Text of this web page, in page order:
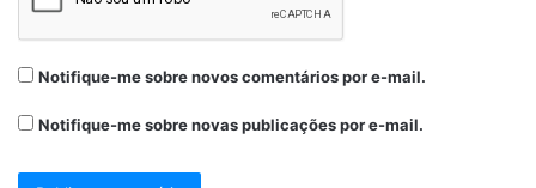
Notifique-me sobre novos comentários por e-mail.
Notifique-me sobre novas publicações por e-mail.